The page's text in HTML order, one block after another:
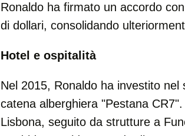
Ronaldo ha firmato un accordo
di dollari, consolidando
Hotel e ospitalità
Nel 2015, Ronaldo ha investito nel
catena alberghiera "Pestana
Lisbona, seguito da strutture a